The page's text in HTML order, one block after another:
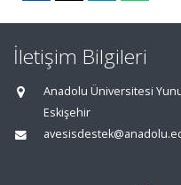
İletişim Bilgileri
Anadolu Üniversitesi
Eskişehir